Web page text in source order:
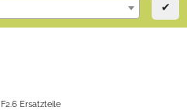
✔
F2.6 Ersatzteile